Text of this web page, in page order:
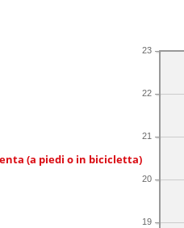
(a piedi o in bicicletta)
19
20
21
22
23